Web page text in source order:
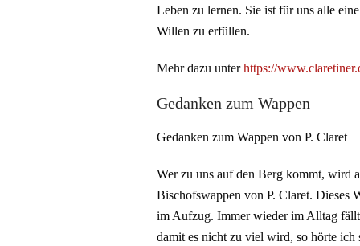
Leben zu lernen. Sie ist für uns alle
Willen zu erfüllen.
Mehr dazu unterhttps://
Gedanken zum Wappen
Gedanken zum Wappen von P. Claret
Wer zu uns auf den Berg kommt, wird
Bischofswappen von P. Claret. Dieses
im Aufzug. Immer wieder im Alltag fällt
damit es nicht zu viel wird, so hörte